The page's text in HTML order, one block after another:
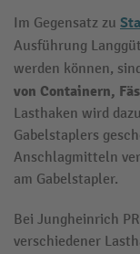
Im Gegensatz zu
Ausführung
werden können,
von Containern,
Lasthaken wird
Gabelstaplers
Anschlagmitteln
am Gabelstapler.
Bei Jungheinrich
verschiedener